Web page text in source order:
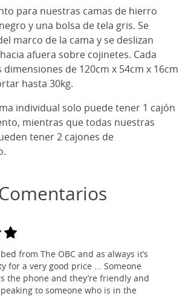
para nuestras camas de hierro
y una bolsa de tela gris. Se
marco de la cama y se deslizan
afuera sobre cojinetes. Cada
de 120cm x 54cm x 16cm
hasta 30kg.
individual solo puede tener 1 cajón
mientras que todas nuestras
tener 2 cajones de
from The OBC and as always it’s
for a very good price ... Someone
the phone and they’re friendly and
to someone who is in the